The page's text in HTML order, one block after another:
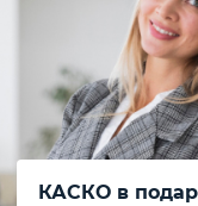
КАСКО в